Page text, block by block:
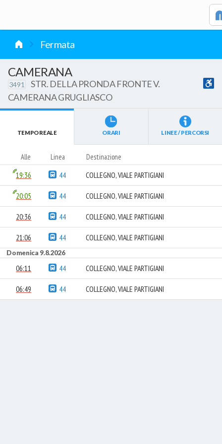
Fermata
CAMERANA
3491
STR. DELLA PRONDA FRONTE V.
CAMERANA GRUGLIASCO
TEMPO REALE ORARI LINEE / PERCORSI
Alle Linea Destinazione
19:36 44 COLLEGNO, VIALE PARTIGIANI
20:05 44 COLLEGNO, VIALE PARTIGIANI
20:36 44 COLLEGNO, VIALE PARTIGIANI
21:06 44 COLLEGNO, VIALE PARTIGIANI
Domenica 9.8.2026
06:11 44 COLLEGNO, VIALE PARTIGIANI
06:49 44 COLLEGNO, VIALE PARTIGIANI